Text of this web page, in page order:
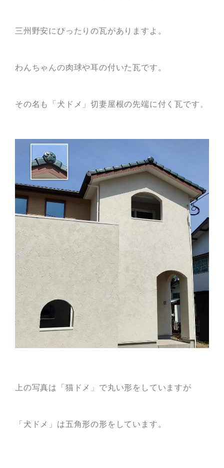
三州野安にぴったりの瓦がありますよ。
わんちゃんの肉球や耳の付いた瓦です。
その名も「犬ドメ」切妻屋根の先端に付く瓦です。
上の写真は「猫ドメ」で丸い形をしていますが
「犬ドメ」は五角形の形をしています。